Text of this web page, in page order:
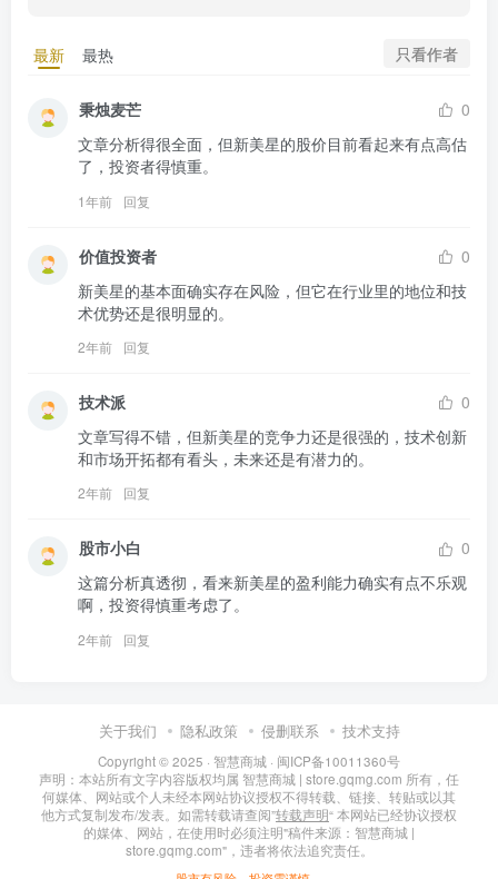
最新 最热 只看作者
秉烛麦芒
0
文章分析得很全面，但新美星的股价目前看起来有点高估
了，投资者得慎重。
1年前 回复
价值投资者
0
新美星的基本面确实存在风险，但它在行业里的地位和技
术优势还是很明显的。
2年前 回复
技术派
0
文章写得不错，但新美星的竞争力还是很强的，技术创新
和市场开拓都有看头，未来还是有潜力的。
2年前 回复
股市小白
0
这篇分析真透彻，看来新美星的盈利能力确实有点不乐观
啊，投资得慎重考虑了。
2年前 回复
关于我们 隐私政策 侵删联系 技术支持
Copyright © 2025 · 智慧商城 · 闽ICP备10011360号
声明：本站所有文字内容版权均属 智慧商城 | store.gqmg.com 所有，任
何媒体、网站或个人未经本网站协议授权不得转载、链接、转贴或以其
他方式复制发布/发表。如需转载请查阅”转载声明“ 本网站已经协议授权
的媒体、网站，在使用时必须注明"稿件来源：智慧商城 |
store.gqmg.com"，违者将依法追究责任。